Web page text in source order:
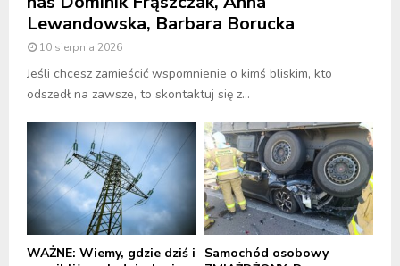
Lewandowska, Barbara Borucka
10 sierpnia 2026
Jeśli chcesz zamieścić wspomnienie o kimś bliskim, kto
odszedł na zawsze, to skontaktuj się z...
WAŻNE: Wiemy, gdzie dziś i
Samochód osobowy